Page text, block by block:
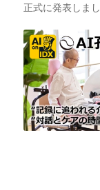
正式に発表しまし